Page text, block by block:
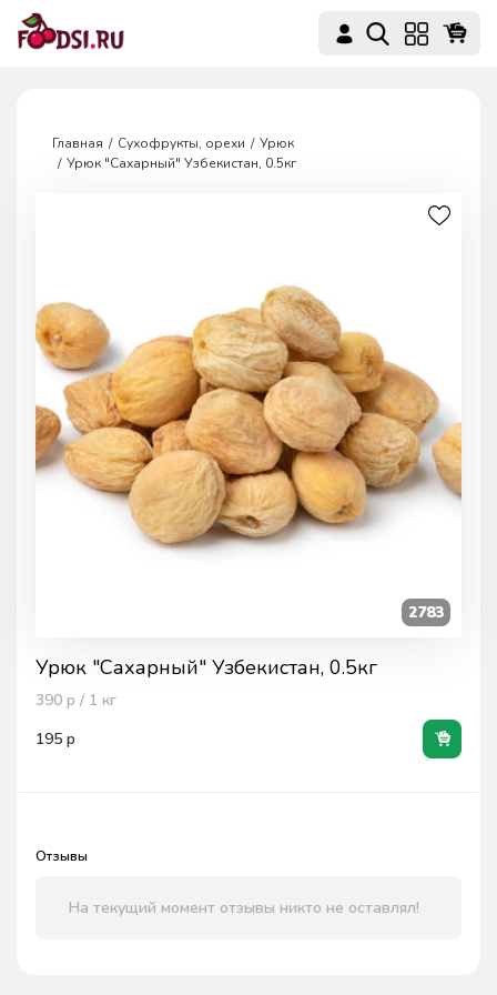
Главная Сухофрукты, орехи
Урюк
Урюк "Сахарный" Узбекистан, 0.5кг
Урюк "Сахарный" Узбекистан, 0.5кг
390 р / 1 кг
195 р
2783
Отзывы
На текущий момент отзывы никто не оставлял!